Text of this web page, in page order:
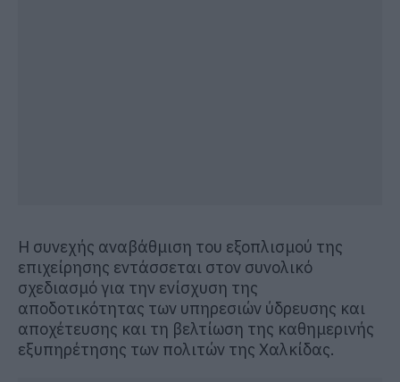
Η συνεχής αναβάθμιση του εξοπλισμού της
επιχείρησης εντάσσεται στον συνολικό
σχεδιασμό για την ενίσχυση της
αποδοτικότητας των υπηρεσιών ύδρευσης και
αποχέτευσης και τη βελτίωση της καθημερινής
εξυπηρέτησης των πολιτών της Χαλκίδας.